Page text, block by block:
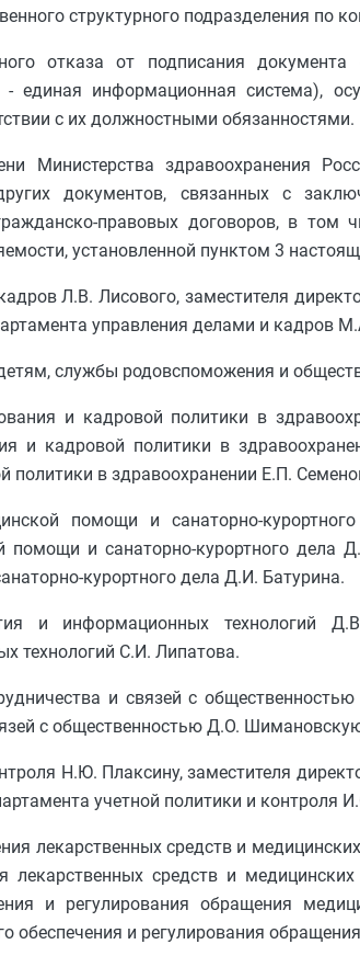
структурного подразделения по
отказа от подписания
единая информационная система),
с их должностными обязанностями.
здравоохранения
документов, связанных с
правовых договоров, в том
установленной пунктом 3
Л.В. Лисового, заместителя
управления делами и кадров
службы родовспоможения и
и кадровой политики в
и кадровой политики в
политики в здравоохранении Е.П.
помощи и санаторно-
и санаторно-курортного дела
курортного дела Д.И. Батурина.
и информационных технологий
технологий С.И. Липатова.
и связей с
с общественностью Д.О.
Н.Ю. Плаксину, заместителя
учетной политики и контроля
лекарственных средств и
лекарственных средств и
и регулирования обращения
обеспечения и регулирования